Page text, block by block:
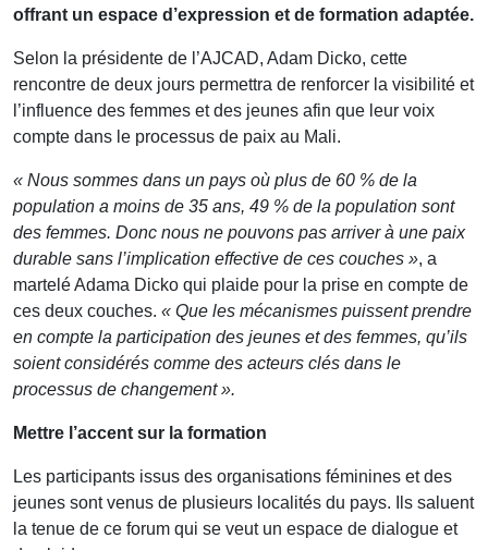
offrant un espace d’expression et de formation adaptée.
Selon la présidente de l’AJCAD, Adam Dicko, cette
rencontre de deux jours permettra de renforcer la visibilité et
l’influence des femmes et des jeunes afin que leur voix
compte dans le processus de paix au Mali.
« Nous sommes dans un pays où plus de 60 % de la
population a moins de 35 ans, 49 % de la population sont
des femmes. Donc nous ne pouvons pas arriver à une paix
durable sans l’implication effective de ces couches », a
martelé Adama Dicko qui plaide pour la prise en compte de
ces deux couches. « Que les mécanismes puissent prendre
en compte la participation des jeunes et des femmes, qu’ils
soient considérés comme des acteurs clés dans le
processus de changement ».
Mettre l’accent sur la formation
Les participants issus des organisations féminines et des
jeunes sont venus de plusieurs localités du pays. Ils saluent
la tenue de ce forum qui se veut un espace de dialogue et